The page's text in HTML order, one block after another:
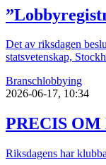
Det av riksdagen
statsvetenskap,
Branschlobbying
2026-06-17, 10:34
PRECIS OM
Riksdagens har